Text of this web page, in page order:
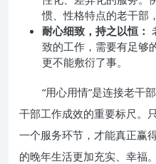
惯、性格特点的老干部
耐心细致，持之以恒：
致的工作，需要有足够
更不能敷衍了事。
“用心用情”是连接老干
干部工作成效的重要标尺。
一个服务环节，才能真正赢
的晚年生活更加充实、幸福。